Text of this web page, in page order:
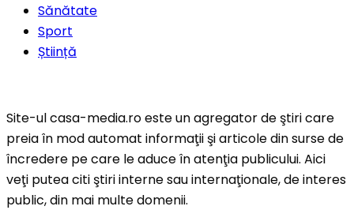
Sănătate
Sport
Știință
Site-ul casa-media.ro este un agregator de ştiri care
preia în mod automat informaţii şi articole din surse de
încredere pe care le aduce în atenţia publicului. Aici
veţi putea citi ştiri interne sau internaţionale, de interes
public, din mai multe domenii.